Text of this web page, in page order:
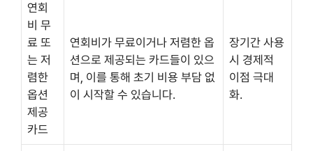
연회
비 무
료 또
는 저
렴한
옵션
제공
카드
연회비가 무료이거나 저렴한 옵
션으로 제공되는 카드들이 있으
며, 이를 통해 초기 비용 부담 없
이 시작할 수 있습니다.
장기간 사용
시 경제적
이점 극대
화.